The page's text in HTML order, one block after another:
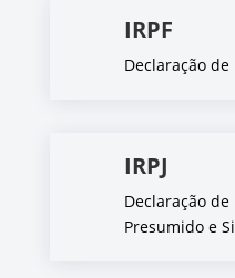
IRPF
Declaração de
IRPJ
Declaração de
Presumido e